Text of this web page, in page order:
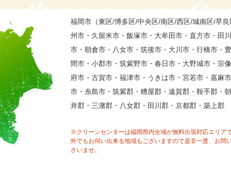
福岡市（東区/博多区/中央区/南区/西区/城南区/早
州市・久留米市・飯塚市・大牟田市・直方市・田川
市・朝倉市・八女市・筑後市・大川市・行橋市・
間市・小郡市・筑紫野市・春日市・大野城市・宗
府市・古賀市・福津市・うきは市・宮若市・嘉麻
市・糸島市・筑紫郡・糟屋郡・遠賀郡・鞍手郡・
井郡・三潴郡・八女郡・田川郡・京都郡・築上郡
※クリーンセンターは福岡県内全域が無料出張対応エリア
外でもお伺い出来る地域もございますので是非一度、お問
さいませ。